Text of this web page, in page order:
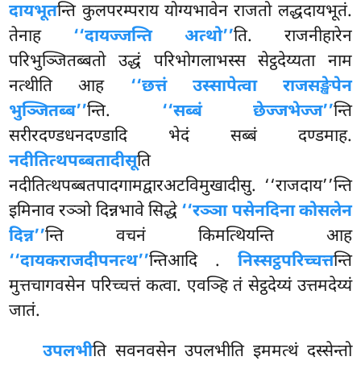
दायभूतन्ति कुलपरम्पराय योग्यभावेन राजतो लद्धदायभूतं.
तेनाह ‘‘दायज्जन्ति अत्थो’’ति. राजनीहारेन
परिभुञ्जितब्बतो उद्धं परिभोगलाभस्स सेट्ठदेय्यता नाम
नत्थीति आह ‘‘छत्तं उस्सापेत्वा राजसङ्खेपेन
भुञ्जितब्ब’’न्ति. ‘‘सब्बं छेज्जभेज्ज’’न्ति
सरीरदण्डधनदण्डादि भेदं सब्बं दण्डमाह.
नदीतित्थपब्बतादीसूति
नदीतित्थपब्बतपादगामद्वारअटविमुखादीसु. ‘‘राजदाय’’न्ति
इमिनाव रञ्ञो दिन्नभावे सिद्धे ‘‘रञ्ञा पसेनदिना कोसलेन
दिन्न’’न्ति वचनं किमत्थियन्ति आह
‘‘दायकराजदीपनत्थ’’न्तिआदि . निस्सट्ठपरिच्चत्तन्ति
मुत्तचागवसेन परिच्चत्तं कत्वा. एवञ्हि तं सेट्ठदेय्यं उत्तमदेय्यं
जातं.
उपलभीति सवनवसेन उपलभीति इममत्थं दस्सेन्तो